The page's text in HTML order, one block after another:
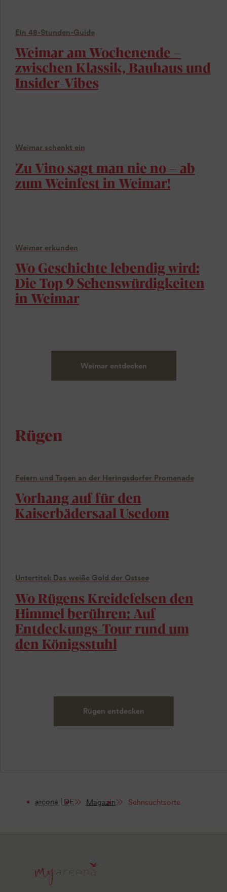
Ein 48-Stunden-Guide
Weimar am Wochenende –
zwischen Klassik, Bauhaus und
Insider-Vibes
Weimar schenkt ein
Zu Vino sagt man nie no – ab
zum Weinfest in Weimar!
Weimar erkunden
Wo Geschichte lebendig wird:
Die Top 9 Sehenswürdigkeiten
in Weimar
Weimar entdecken
Rügen
Feiern und Tagen an der Heringsdorfer Promenade
Vorhang auf für den
Kaiserbädersaal Usedom
Untertitel: Das weiße Gold der Ostsee
Wo Rügens Kreidefelsen den
Himmel berühren: Auf
Entdeckungs-Tour rund um
den Königsstuhl
Rügen entdecken
arcona | DE Magazin Sehnsuchtsorte